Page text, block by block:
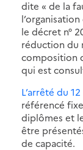
dite « de la
le décret n°
réduction du
composition
qui est
L’arrêté du
référencé
diplômes et
être
de capacité.